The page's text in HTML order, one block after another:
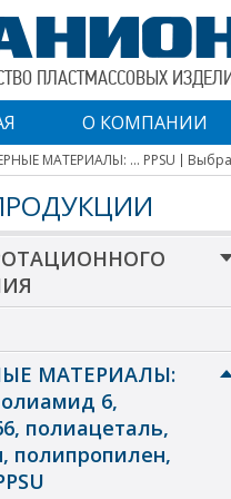
ПЛАСТМАССОВЫХ
О КОМПАНИИ
МАТЕРИАЛЫ: ... PPSU
МАТЕРИАЛЫ:
6,
полиацеталь,
полипропилен,